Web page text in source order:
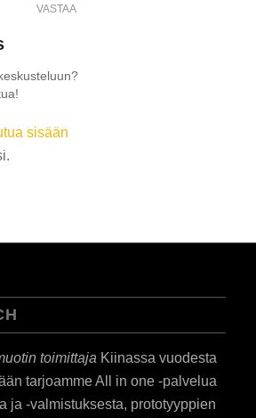
VASTAA
sisään
toimittaja Kiinassa vuodesta
tarjoamme All in one -palvelua
ja -valmistuksesta, prototyyppien